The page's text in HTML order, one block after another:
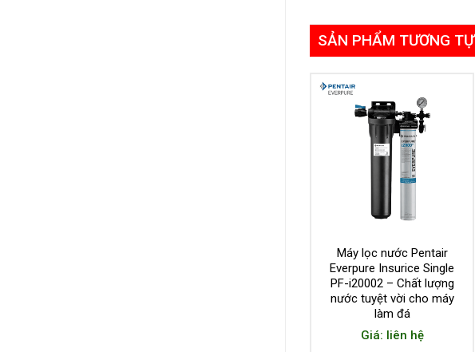
SẢN PHẨM TƯƠNG TỰ
Máy lọc nước Pentair
Everpure Insurice Single
PF-i20002 – Chất lượng
nước tuyệt vời cho máy
làm đá
Giá: liên hệ